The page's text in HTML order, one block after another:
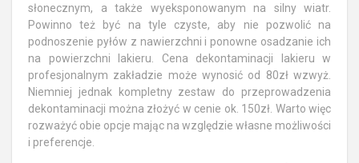
słonecznym, a także wyeksponowanym na silny wiatr.
Powinno też być na tyle czyste, aby nie pozwolić na
podnoszenie pyłów z nawierzchni i ponowne osadzanie ich
na powierzchni lakieru. Cena dekontaminacji lakieru w
profesjonalnym zakładzie może wynosić od 80zł wzwyż.
Niemniej jednak kompletny zestaw do przeprowadzenia
dekontaminacji można złożyć w cenie ok. 150zł. Warto więc
rozważyć obie opcje mając na względzie własne możliwości
i preferencje.